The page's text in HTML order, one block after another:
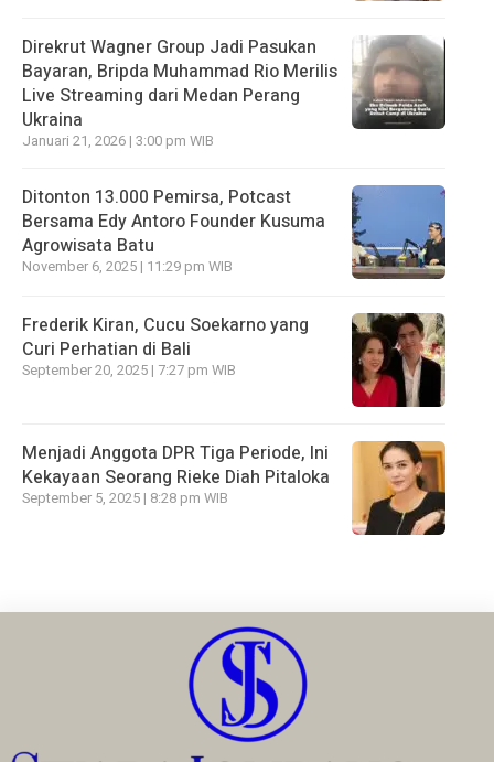
Direkrut Wagner Group Jadi Pasukan
Bayaran, Bripda Muhammad Rio Merilis
Live Streaming dari Medan Perang
Ukraina
Januari 21, 2026 | 3:00 pm WIB
Ditonton 13.000 Pemirsa, Potcast
Bersama Edy Antoro Founder Kusuma
Agrowisata Batu
November 6, 2025 | 11:29 pm WIB
Frederik Kiran, Cucu Soekarno yang
Curi Perhatian di Bali
September 20, 2025 | 7:27 pm WIB
Menjadi Anggota DPR Tiga Periode, Ini
Kekayaan Seorang Rieke Diah Pitaloka
September 5, 2025 | 8:28 pm WIB